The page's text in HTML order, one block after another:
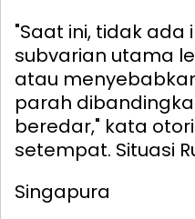
"Saat ini, tidak ada
subvarian utama
atau
parah
beredar," kata
setempat. Situasi
Singapura